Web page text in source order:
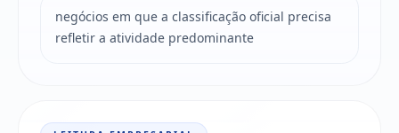
negócios em que a classificação oficial precisa
refletir a atividade predominante